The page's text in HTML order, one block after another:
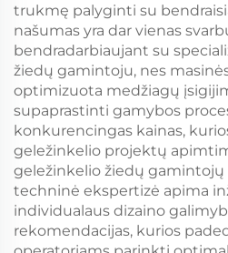
trukmę palyginti su
našumas yra dar vienas
bendradarbiaujant su
žiedų gamintoju, nes
optimizuota medžiagų
supaprastinti gamybos
konkurencingas kainas,
geležinkelio projektų
geležinkelio žiedų
techninė ekspertizė apima
individualaus dizaino
rekomendacijas, kurios